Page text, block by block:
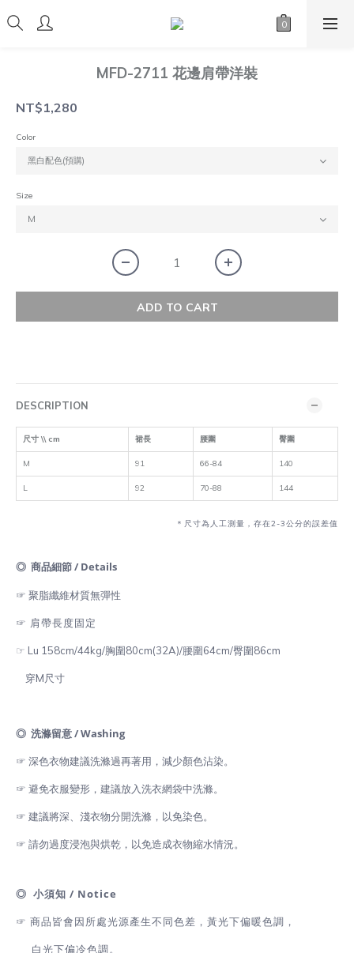
MFD-2711 花邊肩帶洋裝
NT$1,280
Color
Size
ADD TO CART
DESCRIPTION
尺寸 \\ cm 裙長 腰圍 臀圍
M 91 66-84 140
L 92 70-88 144
＊尺寸為人工測量，存在2-3公分的誤差值
◎ 商品細節 / Details
☞ 聚脂纖維材質無彈性
☞ 肩帶長度固定
☞ Lu 158cm/44kg/胸圍80cm(32A)/腰圍64cm/臀圍86cm
穿M尺寸
◎ 洗滌留意 / Washing
☞ 深色衣物建議洗滌過再著用，減少顏色沾染。
☞ 避免衣服變形，建議放入洗衣網袋中洗滌。
☞ 建議將深、淺衣物分開洗滌，以免染色。
☞ 請勿過度浸泡與烘乾，以免造成衣物縮水情況。
◎ 小須知 / Notice
☞ 商品皆會因所處光源產生不同色差，黃光下偏暖色調，
白光下偏冷色調。